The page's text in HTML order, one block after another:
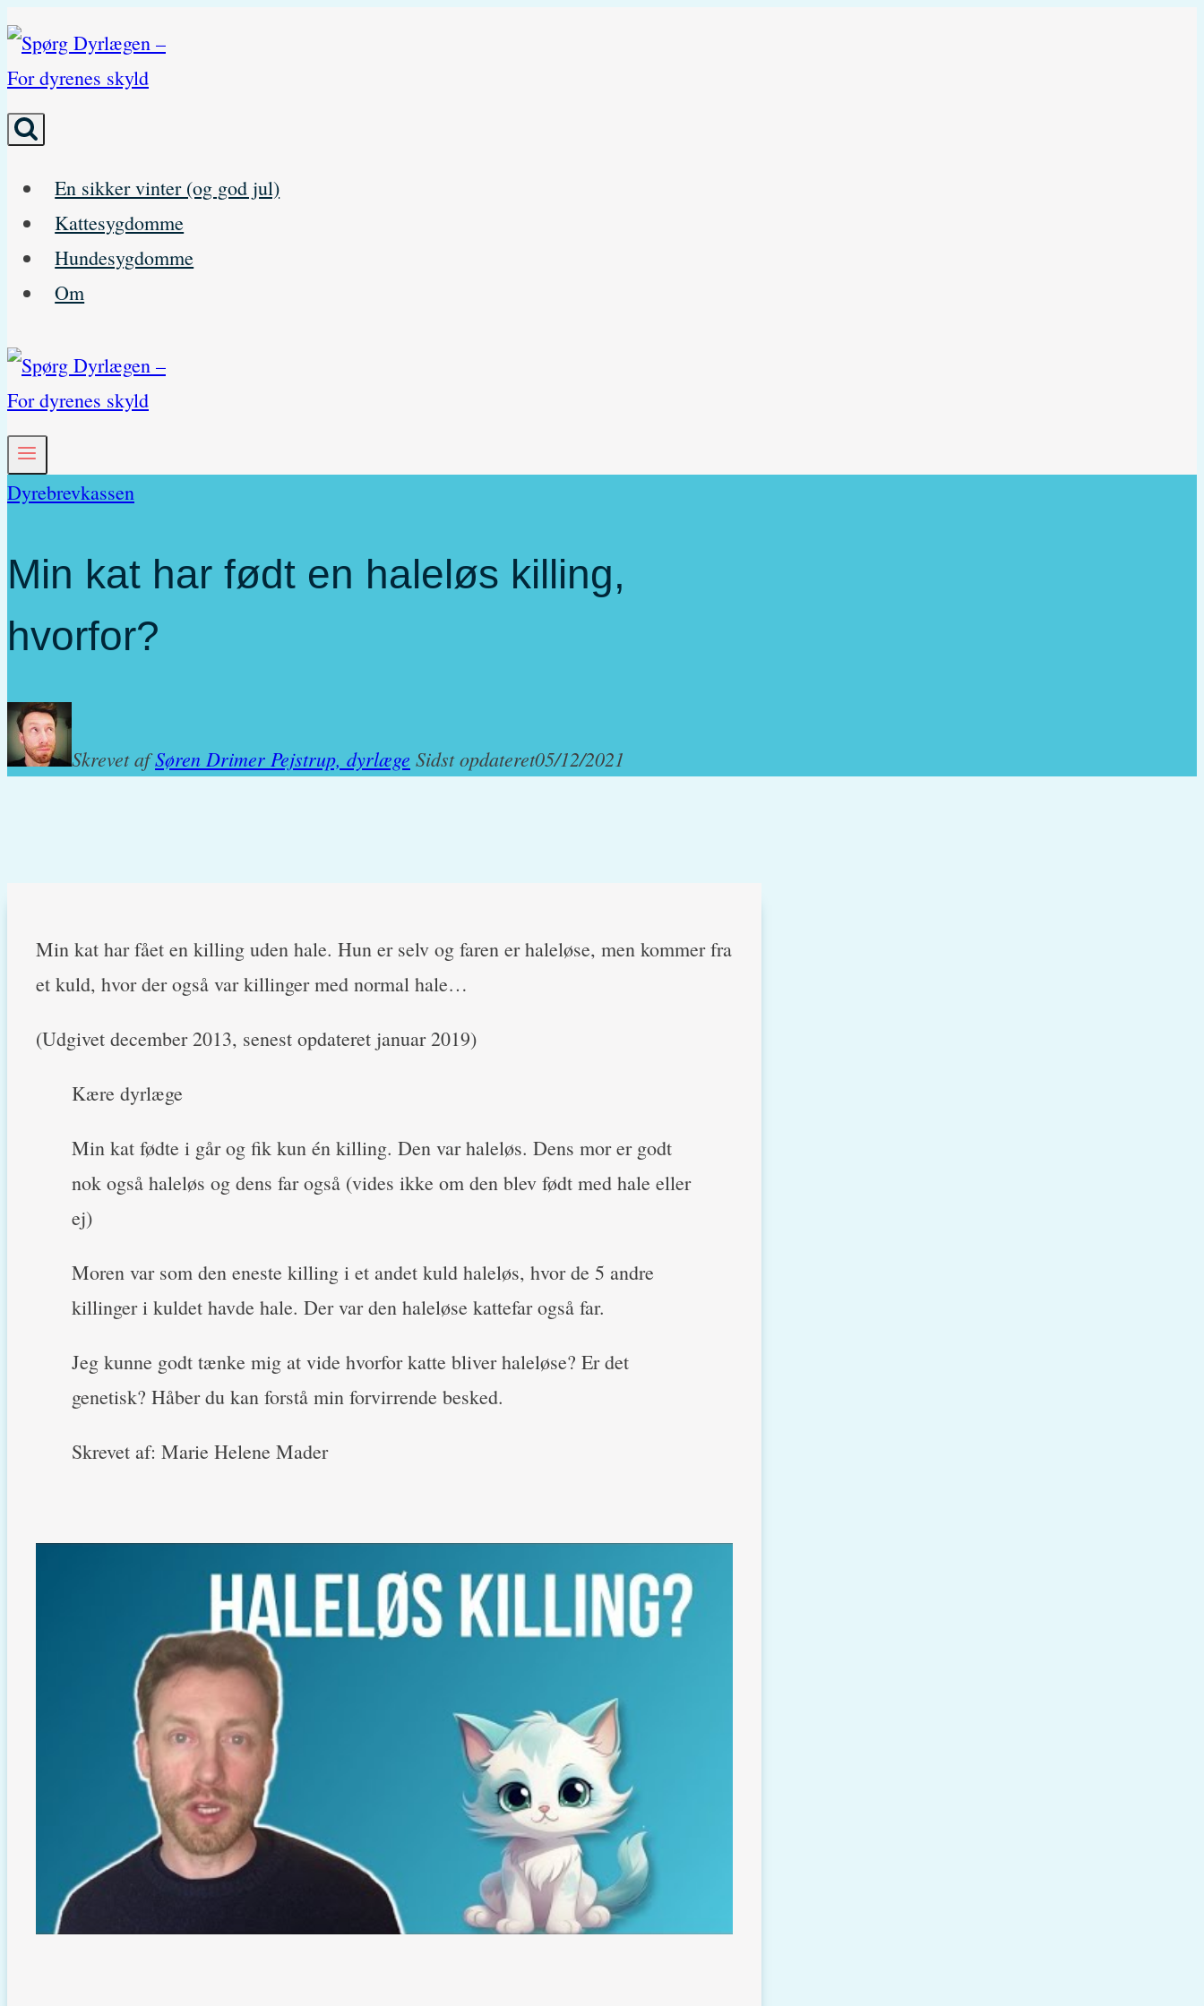
Skip
content
En sikker vinter (og god jul)
Kattesygdomme
Hundesygdomme
Om
Dyrebrevkassen
Min kat har født en haleløs killing,
hvorfor?
Skrevet afSøren Drimer Pejstrup, dyrlæge Sidst opdateret05/12/2021
Min kat har fået en killing uden hale. Hun er selv og faren er haleløse, men kommer fra
et kuld, hvor der også var killinger med normal hale…
(Udgivet december 2013, senest opdateret januar 2019)
Kære dyrlæge
Min kat fødte i går og fik kun én killing. Den var haleløs. Dens mor er godt
nok også haleløs og dens far også (vides ikke om den blev født med hale eller
ej)
Moren var som den eneste killing i et andet kuld haleløs, hvor de 5 andre
killinger i kuldet havde hale. Der var den haleløse kattefar også far.
Jeg kunne godt tænke mig at vide hvorfor katte bliver haleløse? Er det
genetisk? Håber du kan forstå min forvirrende besked.
Skrevet af: Marie Helene Mader